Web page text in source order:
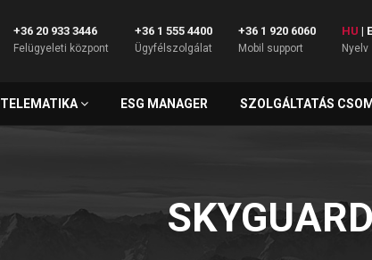
+36 20 933 3446
Felügyeleti központ
+36 1 555 4400
Ügyfélszolgálat
+36 1 920 6060
Mobil support
HU |
Nyelv
TELEMATIKA ESG MANAGER SZOLGÁLTATÁS